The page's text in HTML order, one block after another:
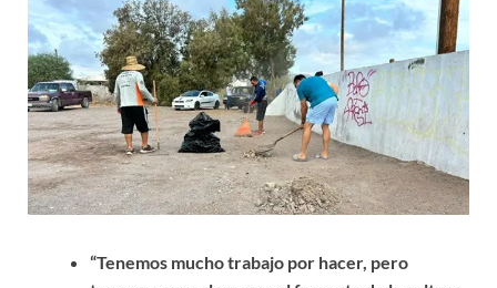
“Tenemos mucho trabajo por hacer, pero